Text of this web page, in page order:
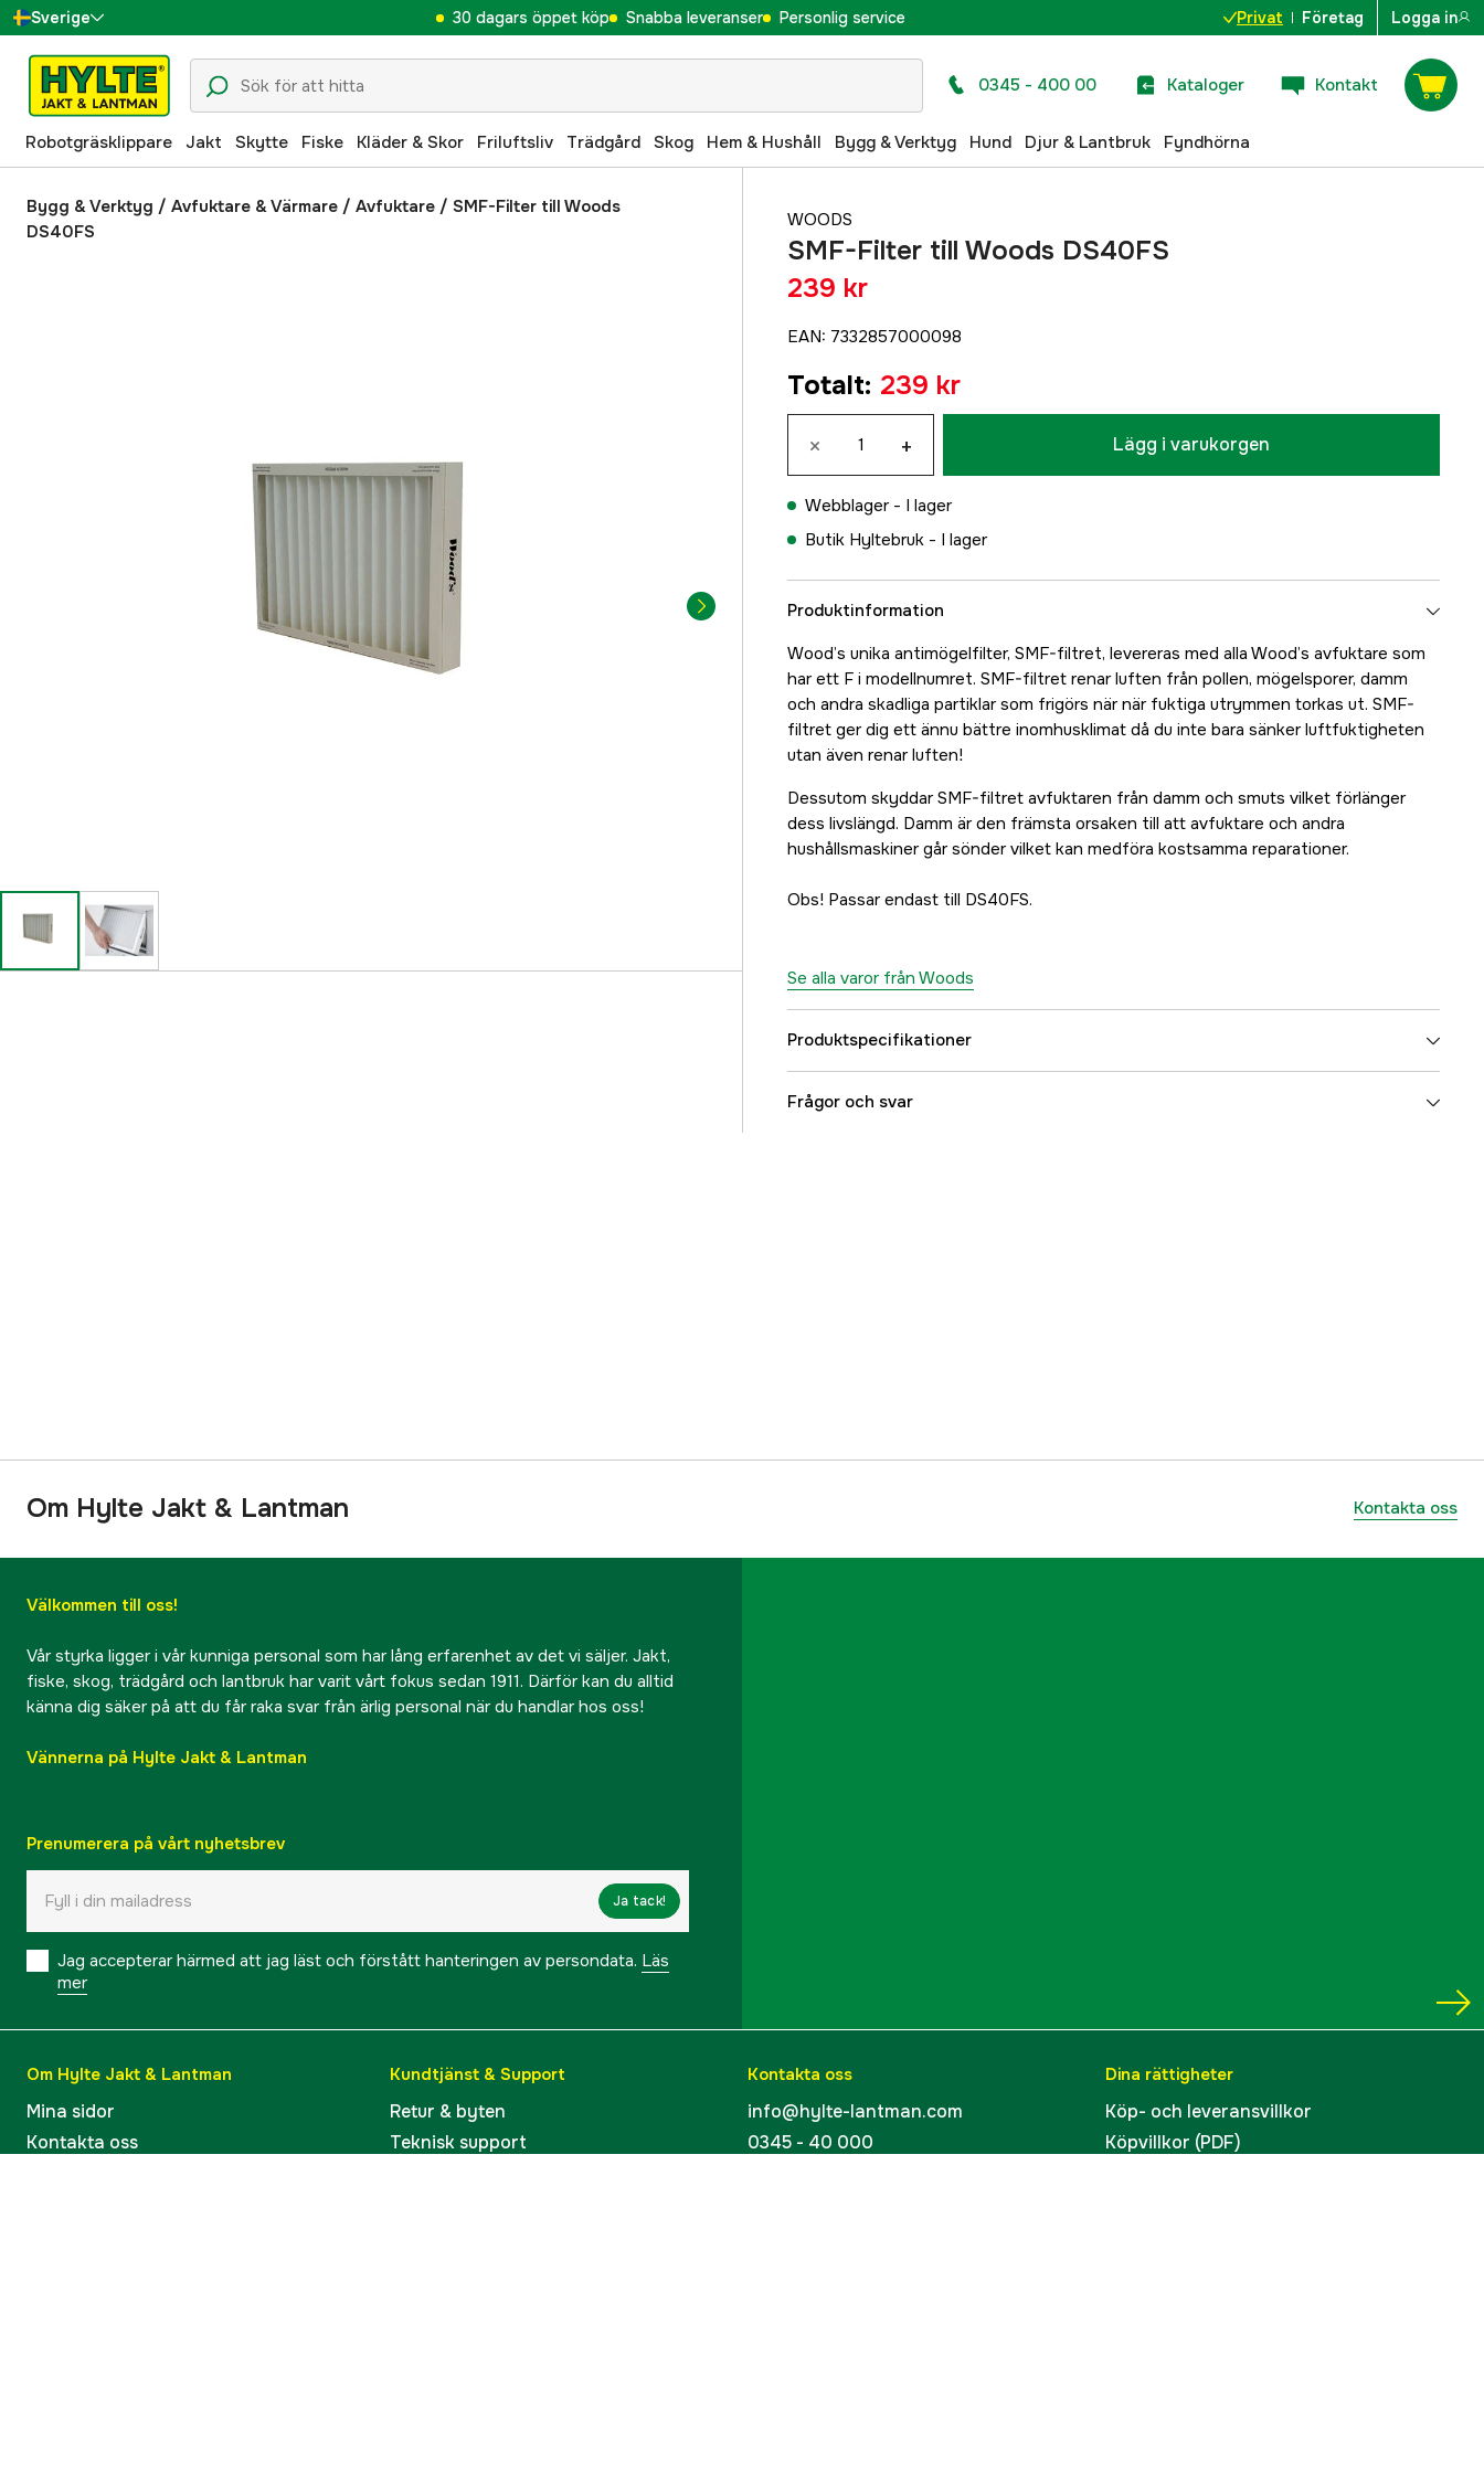
Sverige
Danmark
Suomi
Norge
Deutschland
30 dagars öppet köp Snabba leveranser Personlig service Privat Företag Logga in
0345 - 400 00 Kataloger Kontakt
Robotgräsklippare Jakt Skytte Fiske Kläder & Skor Friluftsliv Trädgård Skog Hem & Hushåll Bygg & Verktyg Hund Djur & Lantbruk Fyndhörna
Bygg & Verktyg / Avfuktare & Värmare / Avfuktare / SMF-Filter till Woods
DS40FS
WOODS
SMF-Filter till Woods DS40FS
239 kr
EAN: 7332857000098
Totalt: 239 kr
× + Lägg i varukorgen
Webblager - I lager
Butik Hyltebruk - I lager
Produktinformation
Wood’s unika antimögelfilter, SMF-filtret, levereras med alla Wood’s avfuktare som
har ett F i modellnumret. SMF-filtret renar luften från pollen, mögelsporer, damm
och andra skadliga partiklar som frigörs när när fuktiga utrymmen torkas ut. SMF-
filtret ger dig ett ännu bättre inomhusklimat då du inte bara sänker luftfuktigheten
utan även renar luften!
Dessutom skyddar SMF-filtret avfuktaren från damm och smuts vilket förlänger
dess livslängd. Damm är den främsta orsaken till att avfuktare och andra
hushållsmaskiner går sönder vilket kan medföra kostsamma reparationer.
Obs! Passar endast till DS40FS.
Se alla varor från Woods
Produktspecifikationer
Referensnummer
Frågor och svar
Om Hylte Jakt & Lantman Kontakta oss
Välkommen till oss!
Vår styrka ligger i vår kunniga personal som har lång erfarenhet av det vi säljer. Jakt,
fiske, skog, trädgård och lantbruk har varit vårt fokus sedan 1911. Därför kan du alltid
känna dig säker på att du får raka svar från ärlig personal när du handlar hos oss!
Vännerna på Hylte Jakt & Lantman
Prenumerera på vårt nyhetsbrev
Ja tack!
Jag accepterar härmed att jag läst och förstått hanteringen av persondata. Läs
mer
Om Hylte Jakt & Lantman
Mina sidor
Kontakta oss
Kundtjänst & Support
Retur & byten
Teknisk support
Kontakta oss
info@hylte-lantman.com
0345 - 40 000
Dina rättigheter
Köp- och leveransvillkor
Köpvillkor (PDF)